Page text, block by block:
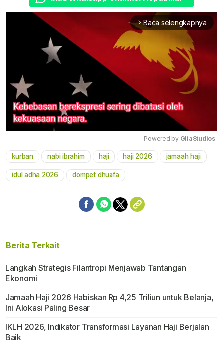
arrow_forward_ios Baca selengkapnya
Mute
Powered by GliaStudios
kurban nabi ibrahim haji haji 2026 jamaah haji
idul adha 2026 dompet dhuafa
Berita Terkait
Langkah Strategis Filantropi Menjawab Tantangan
Ekonomi
Jamaah Haji 2026 Habiskan Rp 4,25 Triliun untuk Belanja,
Ini Alokasi Paling Besar
IKLH 2026, Indikator Transformasi Layanan Haji Berjalan
Baik